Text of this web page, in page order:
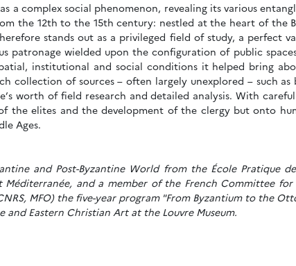
a complex social phenomenon, revealing its various
the 12th to the 15th century: nestled at the heart of the
stands out as a privileged field of study, a perfect
wielded upon the configuration of public
institutional and social conditions it helped bring
of sources – often largely unexplored – such as
worth of field research and detailed analysis. With
the elites and the development of the clergy but onto
Ages.
and Post-Byzantine World from the École Pratique
and a member of the French Committee for
MFO) the five-year program "From Byzantium to the
Eastern Christian Art at the Louvre Museum.